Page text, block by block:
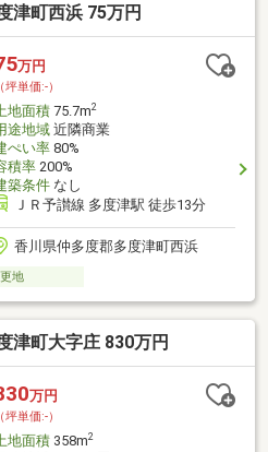
津町西浜 75万円
万円
（坪単価:-）
地面積75.7m2
途地域近隣商業
ぺい率80%
積率200%
築条件なし
ＪＲ予讃線 多度津駅 徒歩13分
香川県仲多度郡多度津町西浜
更地
津町大字庄 830万円
万円
（坪単価:-）
地面積358m2